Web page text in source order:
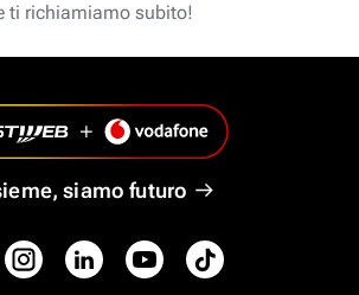
ti richiamiamo subito!
siamo futuro